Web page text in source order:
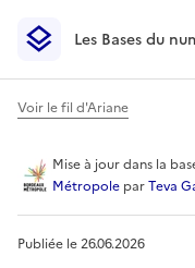
Les Bases du
Les Bases du
Voir le fil d'Ariane
Livret
Mise à jourdans la
Métropole parTeva
Publiée le26.06.2026